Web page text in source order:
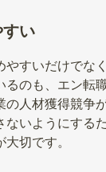
い
やすいだけでな
るのも、エン転
の人材獲得競争
ないようにする
切です。